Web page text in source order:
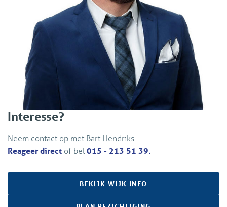
Interesse?
Neem contact op met Bart Hendriks
Reageer direct of bel 015 - 213 51 39.
BEKIJK WIJK INFO